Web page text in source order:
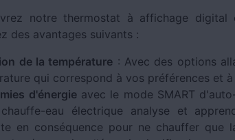
notre thermostat à affichage
des avantages suivants :
de la température : Avec des options
qui correspond à vos préférences et
d'énergieavec le mode SMART
eau électrique analyse et
en conséquence pour ne chauffer que